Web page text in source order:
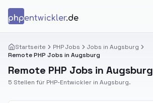
phpentwickler.de
Startseite PHP Jobs
Jobs in Augsburg
Remote PHP Jobs in Augsburg
Remote PHP Jobs in Augsburg
5 Stellen für PHP-Entwickler in Augsburg.